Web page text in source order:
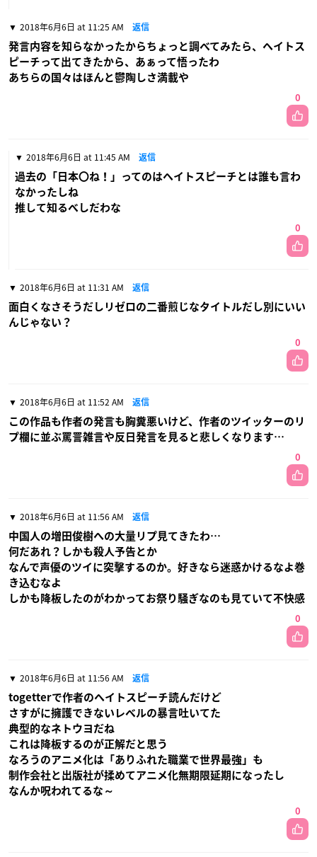
2018年6月6日 at 11:25 AM 返信
発言内容を知らなかったからちょっと調べてみたら、ヘイトス
ピーチって出てきたから、あぁって悟ったわ
あちらの国々はほんと鬱陶しさ満載や
0
2018年6月6日 at 11:45 AM 返信
過去の「日本〇ね！」ってのはヘイトスピーチとは誰も言わ
なかったしね
推して知るべしだわな
0
2018年6月6日 at 11:31 AM 返信
面白くなさそうだしリゼロの二番煎じなタイトルだし別にいい
んじゃない？
0
2018年6月6日 at 11:52 AM 返信
この作品も作者の発言も胸糞悪いけど、作者のツイッターのリ
プ欄に並ぶ罵詈雑言や反日発言を見ると悲しくなります…
0
2018年6月6日 at 11:56 AM 返信
中国人の増田俊樹への大量リプ見てきたわ…
何だあれ？しかも殺人予告とか
なんで声優のツイに突撃するのか。好きなら迷惑かけるなよ巻
き込むなよ
しかも降板したのがわかってお祭り騒ぎなのも見ていて不快感
0
2018年6月6日 at 11:56 AM 返信
togetterで作者のヘイトスピーチ読んだけど
さすがに擁護できないレベルの暴言吐いてた
典型的なネトウヨだね
これは降板するのが正解だと思う
なろうのアニメ化は「ありふれた職業で世界最強」も
制作会社と出版社が揉めてアニメ化無期限延期になったし
なんか呪われてるな～
0